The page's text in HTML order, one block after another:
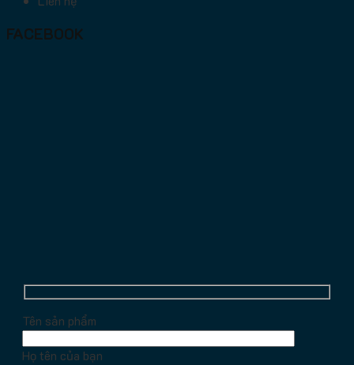
FACEBOOK
Tên sản phẩm
Họ tên của bạn